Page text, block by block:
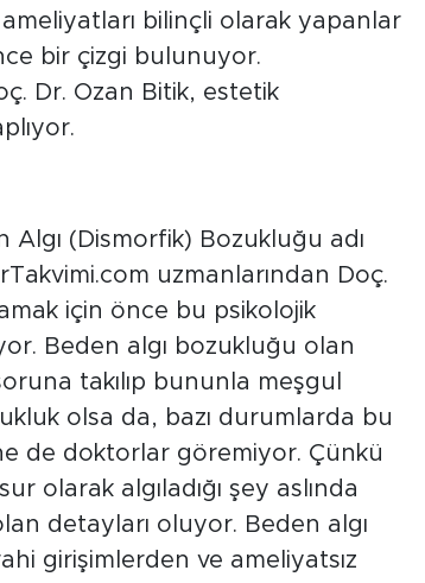
bilinçli olarak yapanlar
bir çizgi bulunuyor.
Dr. Ozan Bitik, estetik
Algı (Dismorfik) Bozukluğu adı
uzmanlarından Doç.
için önce bu psikolojik
Beden algı bozukluğu olan
takılıp bununla meşgul
olsa da, bazı durumlarda bu
de doktorlar göremiyor. Çünkü
olarak algıladığı şey aslında
detayları oluyor. Beden algı
girişimlerden ve ameliyatsız